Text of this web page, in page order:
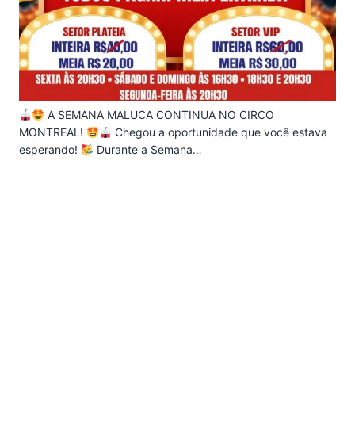
A SEMANA MALUCA CONTINUA NO CIRCO
MONTREAL!
Chegou a oportunidade que você estava
esperando!
Durante a Semana…